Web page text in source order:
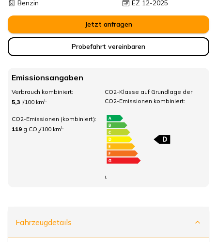
Benzin
EZ 12-2025
Jetzt anfragen
Probefahrt vereinbaren
Emissionsangaben
Verbrauch kombiniert:
5,3 l/100 km I.
CO2-Emissionen (kombiniert):
119 g CO 2/100 km I.
CO2-Klasse auf Grundlage der
CO2-Emissionen kombiniert:
I.
Fahrzeugdetails